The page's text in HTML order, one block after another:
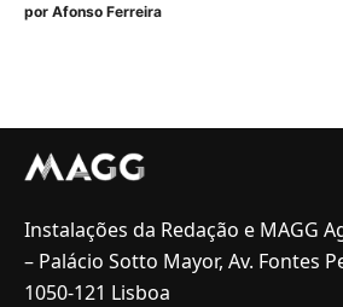
por Afonso Ferreira
Instalações da Redação e MAGG
– Palácio Sotto Mayor, Av. Fontes
1050-121 Lisboa